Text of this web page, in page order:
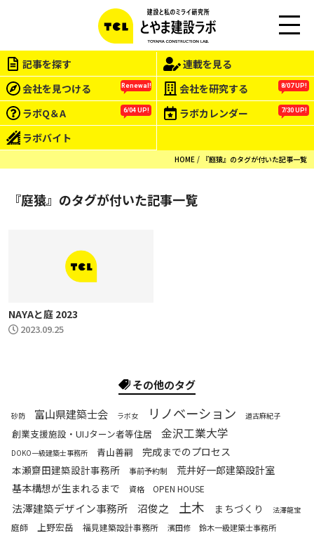
EN
記事を探す
連載を見る
会社を見つける
Renewal! 会社を研究する 8/07 UP!
ラボQ＆A 6/04 UP! ラボカレンダー 7/30 UP!
ラボバイト
HOME 『庭猿』のタグが付いた記事一覧
『庭猿』のタグが付いた記事一覧
NAYAと庭 2023
2023.09.25
その他のタグ
砂防 富山県建築士会 ラボ女 リノベーション 道古麻紀子
創業支援施設・UIJターン者等住居 金沢工業大学
DOKO一級建築士事務所 青山善嗣
完成までのプロセス
本瀬齋田建築設計事務所
事前予約制
荒井好一郎建築設計室
基本構想が生まれるまで
資格 OPEN HOUSE
法澤建築デザイン事務所 沼俊之 土木 まちづくり 法澤龍宝
庭師 上野宏岳 福見建築設計事務所 濱田修 鈴木一級建築士事務所